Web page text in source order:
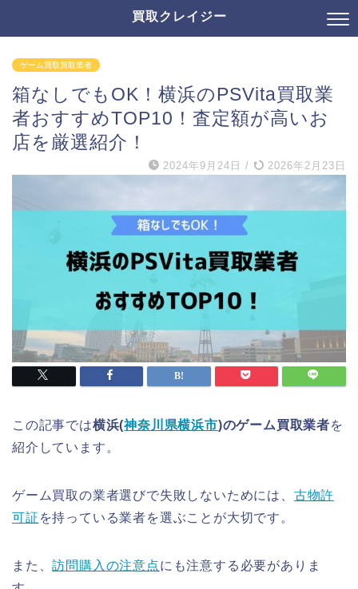
買取クレイジー
ゲーム買取買取業者
箱なしでもOK！横浜のPSVita買取業
者おすすめTOP10！査定額が高いお
店を厳選紹介！
2024年9月24日 / 2026年2月23日
この記事では横浜(神奈川県横浜市)のゲーム買取業者を
紹介しています。
ゲーム買取の業者選びで失敗しないためには、 古物許
可証 を持っている業者を選ぶことが大切です。
また、訪問購入の注意点にも注意する必要がありま